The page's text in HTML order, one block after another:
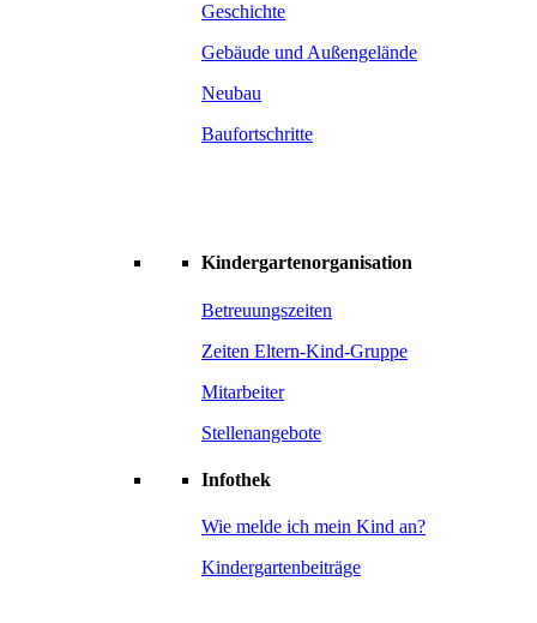
Geschichte
Gebäude und Außengelände
Neubau
Baufortschritte
Kindergartenorganisation
Betreuungszeiten
Zeiten Eltern-Kind-Gruppe
Mitarbeiter
Stellenangebote
Infothek
Wie melde ich mein Kind an?
Kindergartenbeiträge